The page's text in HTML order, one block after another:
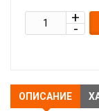
ОПИСАНИЕ